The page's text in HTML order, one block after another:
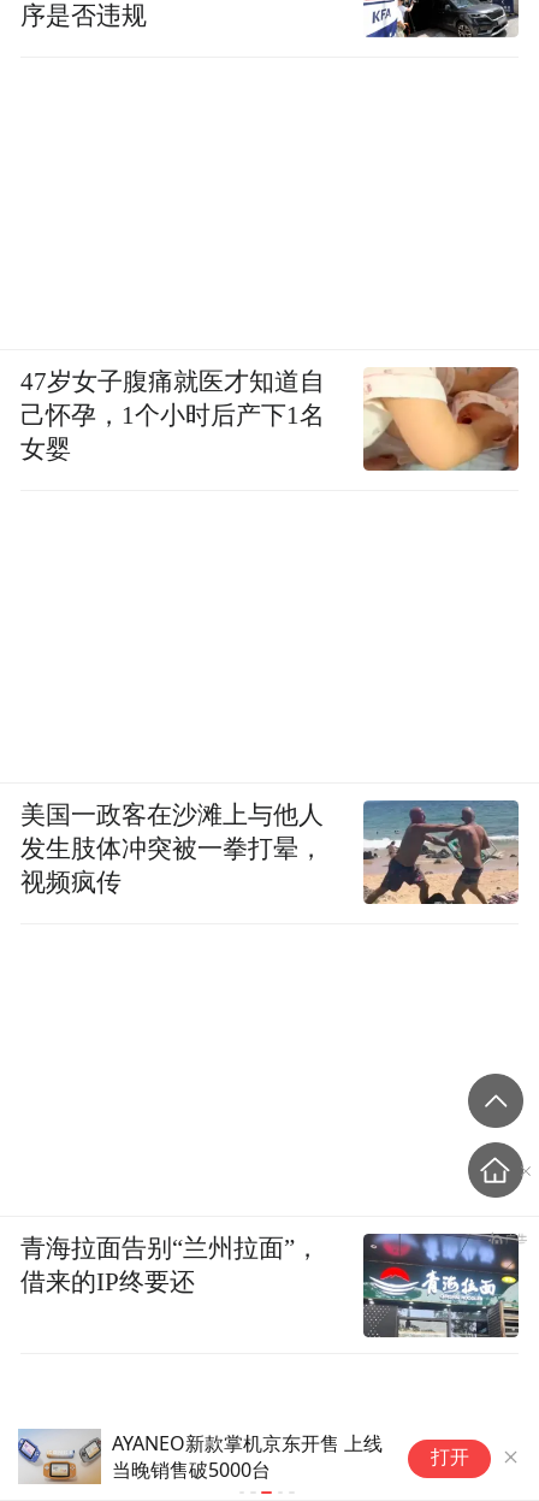
AYANEO新款掌机京东开售 上线
当晚销售破5000台
打开
序是否违规
47岁女子腹痛就医才知道自
己怀孕，1个小时后产下1名
女婴
美国一政客在沙滩上与他人
发生肢体冲突被一拳打晕，
视频疯传
青海拉面告别“兰州拉面”，
借来的IP终要还